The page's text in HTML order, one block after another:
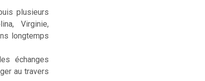
plusieurs
Virginie,
longtemps
échanges
au travers